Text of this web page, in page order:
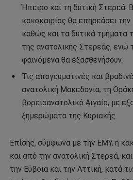
Ήπειρο και τη δυτική Στερεά.
κακοκαιρίας θα επηρεάσει
καθώς και τα δυτικά τμήματα
της ανατολικής Στερεάς, ενώ
φαινόμενα θα εξασθενήσουν.
Τις απογευματινές και
ανατολική Μακεδονία, τη
βορειοανατολικό Αιγαίο, με
ξημερώματα της Κυριακής.
Επίσης, σύμφωνα με την ΕΜΥ, η
και από την ανατολική Στερεά,
την Εύβοια και την Αττική, κατά